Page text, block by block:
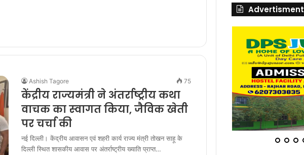
Ashish Tagore 75
केंद्रीय राज्‍यमंत्री ने अंतर्राष्ट्रीय कथा
वाचक का स्‍वागत किया, जैविक खेती
पर चर्चा की
नई दिल्ली। केंद्रीय आवासन एवं शहरी कार्य राज्य मंत्री तोखन साहू के
दिल्ली स्थित शासकीय आवास पर अंतर्राष्ट्रीय ख्याति प्राप्त…
Advertisment